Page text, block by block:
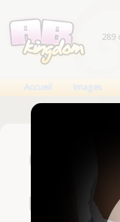
289
Accueil Images
Un